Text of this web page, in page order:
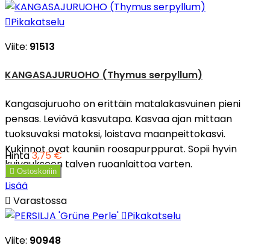
Pikakatselu
Viite: 91513
KANGASAJURUOHO (Thymus serpyllum)
Kangasajuruoho on erittäin matalakasvuinen pieni
pensas. Leviävä kasvutapa. Kasvaa ajan mittaan
tuoksuvaksi matoksi, loistava maanpeittokasvi.
Kukinnot ovat kauniin roosapurppurat. Sopii hyvin
kuivaukseen talven ruoanlaittoa varten.
Hinta3,75 €
 Ostoskoriin
Lisää
 Varastossa
Pikakatselu
Viite: 90948